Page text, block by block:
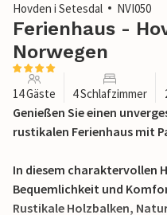
Hovden i Setesdal
NVI050
Ferienhaus -
Norwegen
14 Gäste 4 Schlafzimmer
Genießen Sie einen
rustikalen Ferienhaus mit
In diesem charaktervollen
Bequemlichkeit und
Rustikale Holzbalken,